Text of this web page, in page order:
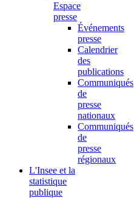
Espace
presse
Événements
presse
Calendrier
des
publications
Communiqués
de
presse
nationaux
Communiqués
de
presse
régionaux
L'Insee et la
statistique
publique